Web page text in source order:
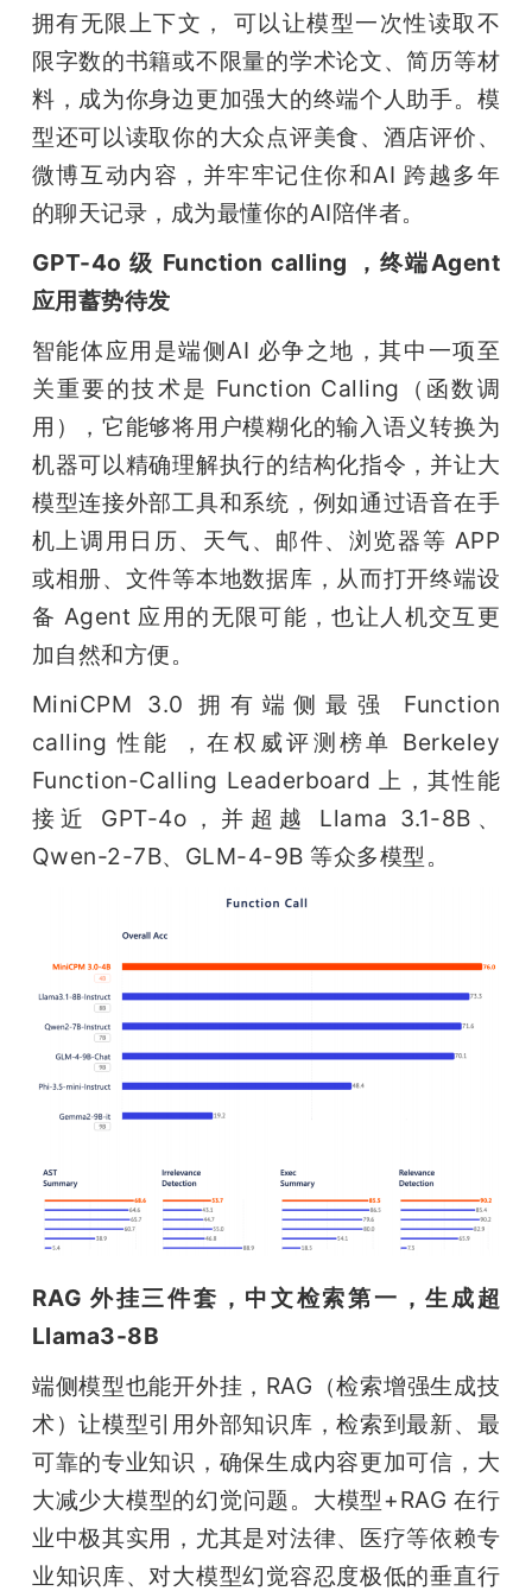
拥有无限上下文， 可以让模型一次性读取不
限字数的书籍或不限量的学术论文、简历等材
料，成为你身边更加强大的终端个人助手。模
型还可以读取你的大众点评美食、酒店评价、
微博互动内容，并牢牢记住你和AI 跨越多年
的聊天记录，成为最懂你的AI陪伴者。
GPT-4o 级 Function calling ，终端Agent
应用蓄势待发
智能体应用是端侧AI 必争之地，其中一项至
关重要的技术是 Function Calling（函数调
用），它能够将用户模糊化的输入语义转换为
机器可以精确理解执行的结构化指令，并让大
模型连接外部工具和系统，例如通过语音在手
机上调用日历、天气、邮件、浏览器等 APP
或相册、文件等本地数据库，从而打开终端设
备 Agent 应用的无限可能，也让人机交互更
加自然和方便。
MiniCPM 3.0 拥有端侧最强 Function
calling 性能 ，在权威评测榜单 Berkeley
Function-Calling Leaderboard 上，其性能
接近 GPT-4o，并超越 Llama 3.1-8B、
Qwen-2-7B、GLM-4-9B 等众多模型。
RAG 外挂三件套，中文检索第一，生成超
Llama3-8B
端侧模型也能开外挂，RAG（检索增强生成技
术）让模型引用外部知识库，检索到最新、最
可靠的专业知识，确保生成内容更加可信，大
大减少大模型的幻觉问题。大模型+RAG 在行
业中极其实用，尤其是对法律、医疗等依赖专
业知识库、对大模型幻觉容忍度极低的垂直行